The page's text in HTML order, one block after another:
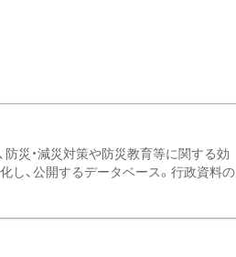
災・減災対策や防災教育等に関する効
し、公開するデータベース。行政資料の